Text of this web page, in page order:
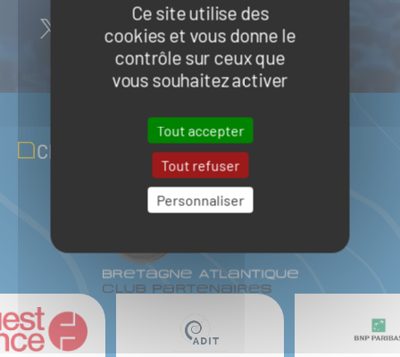
Ce site utilise des
cookies et vous donne le
contrôle sur ceux que
vous souhaitez activer
Tout accepter
Tout refuser
Personnaliser
CLUB PARTENAIRES